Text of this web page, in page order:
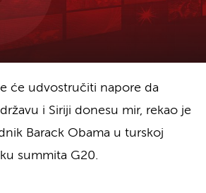
će udvostručiti napore da
i Siriji donesu mir, rekao je
Barack Obama u turskoj
summita G20.